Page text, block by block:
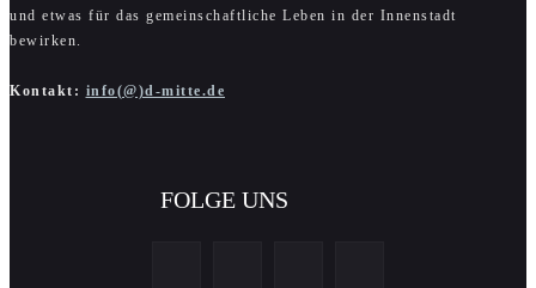
und etwas für das gemeinschaftliche Leben in der Innenstadt
bewirken.
Kontakt: info(@)d-mitte.de
FOLGE UNS